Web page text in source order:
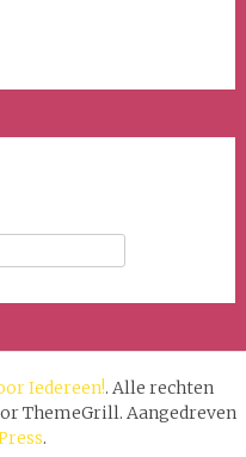
Iedereen!. Alle rechten
ThemeGrill. Aangedreven
.